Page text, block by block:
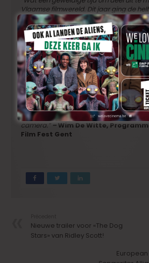
Vlaamse filmwereld. Dit jaar ging de
overwegend Vlaamse
op ’s werelds meest prestigieuze
tot de hoofdcompetitie in Cannes, waar
hoofdrolspelers van Lukas Dhonts
beste acteur in de wacht sleepten. Tel
kortfilms, documentaires en
op die dit jaar de wereld rondreizen, en
het MoMA – geen enkel ander land of
maar in de buurt. De Flanders Film
internationale filmindustrie een plek op
te zien wat er op dit moment wordt
ontzettend trots op elk talent achter en
camera.”–Wim De Witte,
Film Fest Gent
Nieuwe trailer voor «The Dog
Stars» van Ridley Scott!